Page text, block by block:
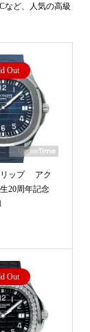
など、人気の高級
Out
リップ アク
20周年記念
Out